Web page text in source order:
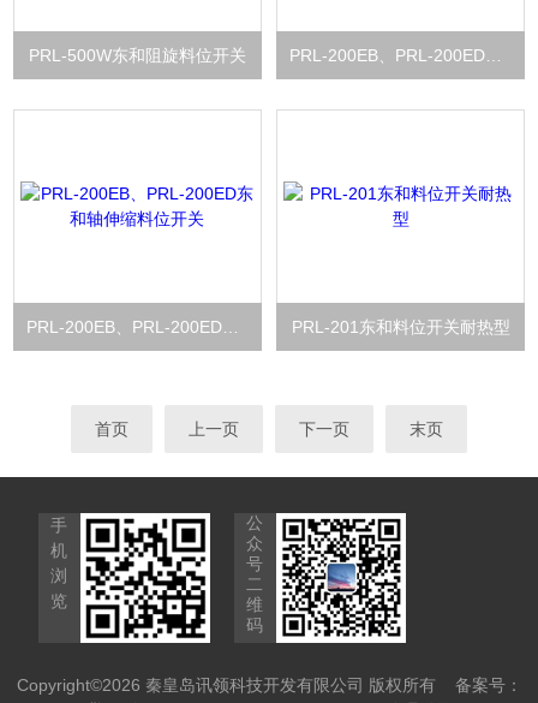
PRL-500W东和阻旋料位开关 PRL-200EB、PRL-200ED东和轴伸缩耐热料位开关
PRL-200EB、PRL-200ED东和轴伸缩料位开关 PRL-201东和料位开关耐热型
首页 上一页 下一页 末页
手
机
浏
览
公
众
号
二
维
码
Copyright©2026 秦皇岛讯领科技开发有限公司 版权所有 备案号：